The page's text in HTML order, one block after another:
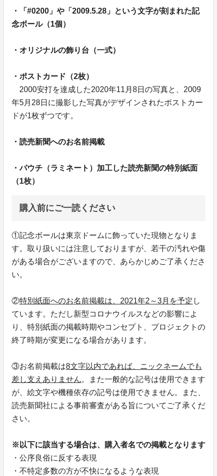
・「#0200」や「2009.5.28」という文字が刻まれた記
念ボール（1個）
・オリジナルの飾り台（一式）
・ポストカード（2枚）
2000安打を達成した2020年11月8日の写真と、2009
年5月28日に撮影した写真がデザインされたポストカー
ドが1枚ずつです。
・読売新聞へのお名前掲載
・パウチ（ラミネート）加工した読売新聞の特別紙面
（1枚）
購入前にご一読ください
①記念ボールは東京ドームに飾っていた現物となりま
す。取り扱いには注意しておりますが、若干の汚れや傷
がある場合がございますので、あらかじめご了承くださ
い。
②特別紙面へのお名前掲載は、2021年2～3月を予定 し
ています。ただし新型コロナウイルスなどの影響によ
り、特別紙面の掲載時期やコンセプト、プロジェクトの
終了時期が変更になる場合があります。
③お名前掲載は8文字以内であれば、ニックネームでも
差し支えありません。また一般的な記号は使用できます
が、絵文字や機種依存の記号は使用できません。また、
読売新聞社による事前審査がある旨についてご了承くだ
さい。
※以下に該当する場合は、購入者名での掲載となります
・公序良俗に反する表現
・不特定多数の方が不快になるような表現